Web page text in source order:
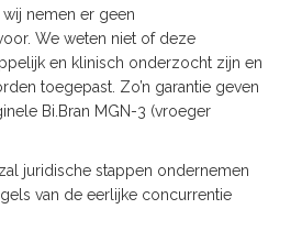
nemen er geen
We weten niet of deze
en klinisch onderzocht zijn en
toegepast. Zo’n garantie geven
Bi.Bran MGN-3 (vroeger
juridische stappen ondernemen
van de eerlijke concurrentie